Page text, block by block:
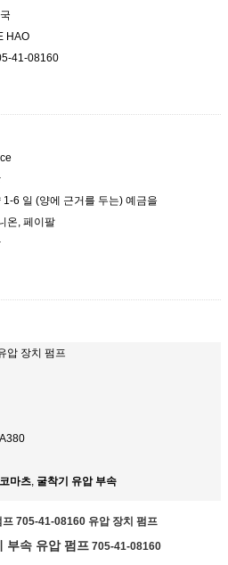
HAO
41-08160
1-6 일 (양에 근거를 두는) 예금을
온, 페이팔
압 장치 펌프
마츠, 굴착기 유압 부속
705-41-08160 유압 장치 펌프
부속 유압 펌프 705-41-08160